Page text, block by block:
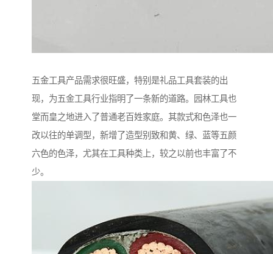
五金工具产品需求很旺盛，特别是礼品工具套装的出
现，为五金工具行业指明了一条新的道路。园林工具也
堂而皇之地进入了普通老百姓家庭。其款式和色泽也一
改以往的单调型，新增了造型别致和黄、绿、蓝等五颜
六色的色泽，尤其在工具种类上，较之以前也丰富了不
少。